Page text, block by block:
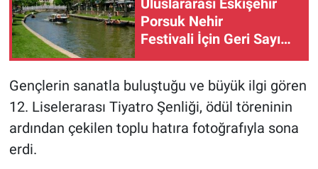
Porsuk Nehir
Festivali İçin Geri Sayım
Gençlerin sanatla buluştuğu ve büyük ilgi gören
12. Liselerarası Tiyatro Şenliği, ödül töreninin
ardından çekilen toplu hatıra fotoğrafıyla sona
erdi.